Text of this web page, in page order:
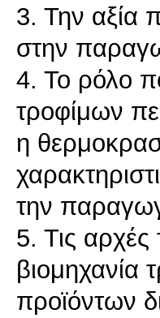
3. Την αξία
στην
4. Το ρόλο
τροφίμων
η
την
5. Τις
βιομηχανία